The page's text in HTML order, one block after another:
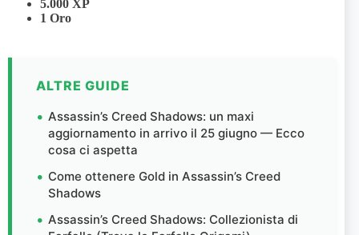
5.000 XP
1 Oro
ALTRE GUIDE
Assassin’s Creed Shadows: un maxi
aggiornamento in arrivo il 25 giugno — Ecco
cosa ci aspetta
Come ottenere Gold in Assassin’s Creed
Shadows
Assassin’s Creed Shadows: Collezionista di